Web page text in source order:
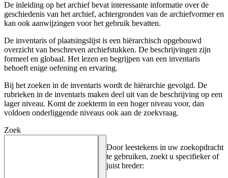
De inleiding op het archief bevat interessante informatie over de
geschiedenis van het archief, achtergronden van de archiefvormer en
kan ook aanwijzingen voor het gebruik bevatten.
De inventaris of plaatsingslijst is een hiërarchisch opgebouwd
overzicht van beschreven archiefstukken. De beschrijvingen zijn
formeel en globaal. Het lezen en begrijpen van een inventaris
behoeft enige oefening en ervaring.
Bij het zoeken in de inventaris wordt de hiërarchie gevolgd. De
rubrieken in de inventaris maken deel uit van de beschrijving op een
lager niveau. Komt de zoekterm in een hoger niveau voor, dan
voldoen onderliggende niveaus ook aan de zoekvraag.
Zoek
Door leestekens in uw zoekopdracht
te gebruiken, zoekt u specifieker of
juist breder: